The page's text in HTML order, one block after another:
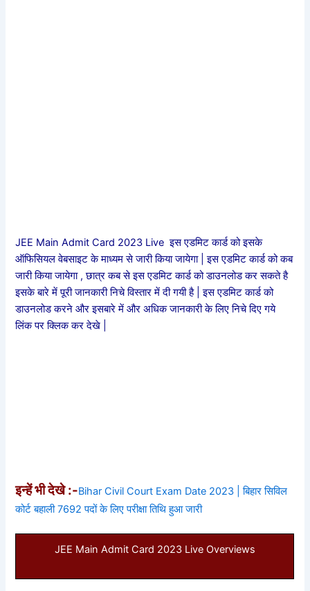
JEE Main Admit Card 2023 Live इस एडमिट कार्ड को इसके
ऑफिसियल वेबसाइट के माध्यम से जारी किया जायेगा | इस एडमिट कार्ड को कब
जारी किया जायेगा , छात्र कब से इस एडमिट कार्ड को डाउनलोड कर सकते है
इसके बारे में पूरी जानकारी निचे विस्तार में दी गयी है | इस एडमिट कार्ड को
डाउनलोड करने और इसबारे में और अधिक जानकारी के लिए निचे दिए गये
लिंक पर क्लिक कर देखे |
इन्हें भी देखे :-Bihar Civil Court Exam Date 2023 | बिहार सिविल
कोर्ट बहाली 7692 पदों के लिए परीक्षा तिथि हुआ जारी
JEE Main Admit Card 2023 Live Overviews